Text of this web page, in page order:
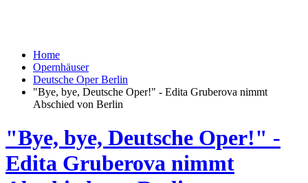
Home
Opernhäuser
Deutsche Oper Berlin
"Bye, bye, Deutsche Oper!" - Edita Gruberova nimmt
Abschied von Berlin
"Bye, bye, Deutsche Oper!" -
Edita Gruberova nimmt